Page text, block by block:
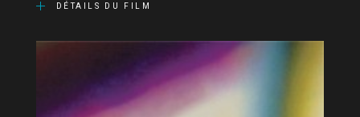
DÉTAILS DU FILM